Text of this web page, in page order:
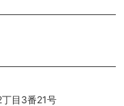
目3番21号